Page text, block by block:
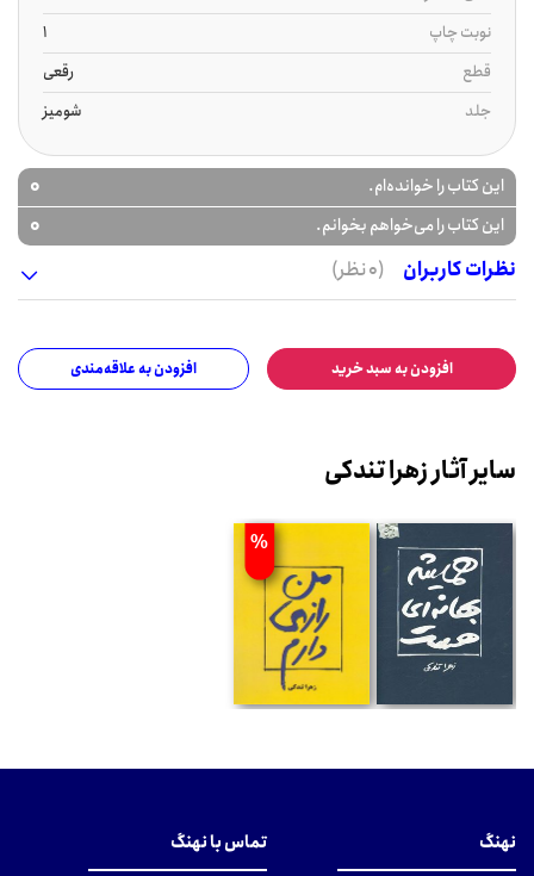
نوبت چاپ
1
قطع
رقعی
جلد
شومیز
این کتاب را خوانده‌ام. 0
این کتاب را می‌خواهم بخوانم.
0
نظرات کاربران
(0 نظر)
افزودن به سبد خرید افزودن به علاقه‌مندی
سایر آثار زهرا تندکی
%
نهنگ تماس با نهنگ